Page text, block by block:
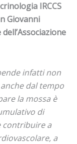
IRCCS
Giovanni
infatti non
dal tempo
la mossa è
di
contribuire a
a